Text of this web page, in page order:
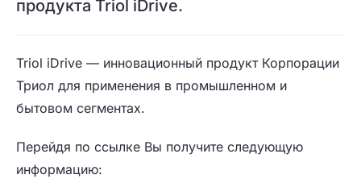
продукта Triol iDrive.
Triol iDrive — инновационный продукт Корпорации
Триол для применения в промышленном и
бытовом сегментах.
Перейдя по ссылке Вы получите следующую
информацию: